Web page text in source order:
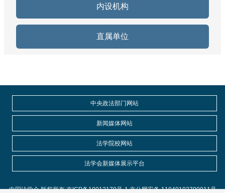
内设机构
直属单位
中央政法部门网站
新闻媒体网站
法学院校网站
法学会新媒体展示平台
中国法学会 版权所有 京ICP备10012170号-1 京公网安备 11040102700011号